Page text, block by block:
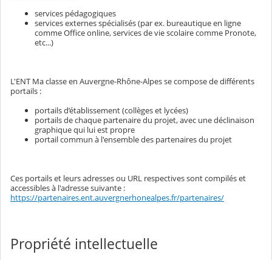
services pédagogiques
services externes spécialisés (par ex. bureautique en ligne
comme Office online, services de vie scolaire comme Pronote,
etc...)
L'ENT Ma classe en Auvergne-Rhône-Alpes se compose de différents
portails :
portails d’établissement (collèges et lycées)
portails de chaque partenaire du projet, avec une déclinaison
graphique qui lui est propre
portail commun à l'ensemble des partenaires du projet
Ces portails et leurs adresses ou URL respectives sont compilés et
accessibles à l'adresse suivante :
https://partenaires.ent.auvergnerhonealpes.fr/partenaires/
Propriété intellectuelle